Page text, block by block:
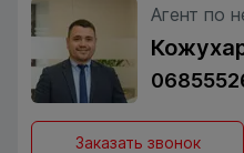
Агент по
Заказать звонок